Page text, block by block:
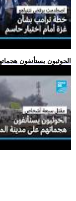
.. الحوثيون يستأنفون